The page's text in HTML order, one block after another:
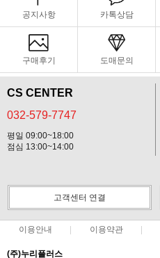
공지사항 카톡상담
구매후기 도매문의
CS CENTER
032-579-7747
평일 09:00~18:00
점심 13:00~14:00
고객센터 연결
이용안내 이용약관
(주)누리플러스